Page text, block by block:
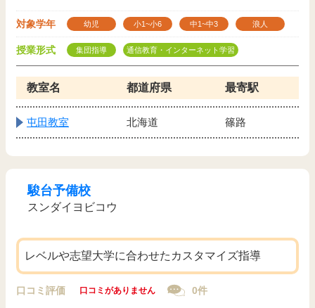
対象学年 幼児 小1~小6 中1~中3 浪人
授業形式 集団指導 通信教育・インターネット学習
教室名 都道府県 最寄駅
屯田教室 北海道 篠路
駿台予備校
スンダイヨビコウ
レベルや志望大学に合わせたカスタマイズ指導
口コミ評価 口コミがありません 0件